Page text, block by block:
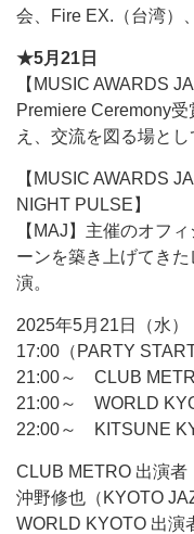
会、Fire EX.（台湾）
★5月21日
【MUSIC AWARDS
Premiere Ceremony
え、交流を図る場と
【MUSIC AWARDS
NIGHT PULSE】
【MAJ】主催のオフ
ーンを築き上げてき
演。
2025年5月21日（水）
17:00（PARTY
21:00～ CLUB
21:00～ WORLD
22:00～ KITSUNE
CLUB METRO 出演者
沖野修也（KYOTO
WORLD KYOTO 出演